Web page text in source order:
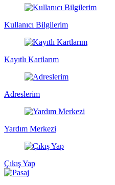
Kullanıcı Bilgilerim
Kayıtlı Kartlarım
Adreslerim
Yardım Merkezi
Çıkış Yap